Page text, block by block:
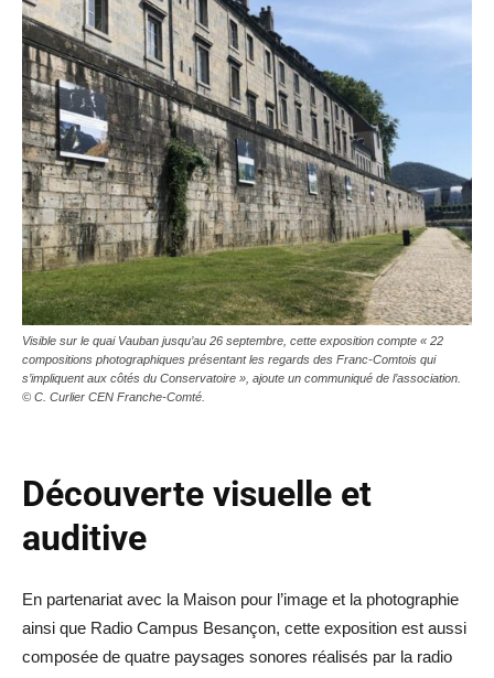
Visible sur le quai Vauban jusqu’au 26 septembre, cette exposition compte « 22
compositions photographiques présentant les regards des Franc-Comtois qui
s’impliquent aux côtés du Conservatoire », ajoute un communiqué de l’association.
© C. Curlier CEN Franche-Comté.
Découverte visuelle et
auditive
En partenariat avec la Maison pour l’image et la photographie
ainsi que Radio Campus Besançon, cette exposition est aussi
composée de quatre paysages sonores réalisés par la radio